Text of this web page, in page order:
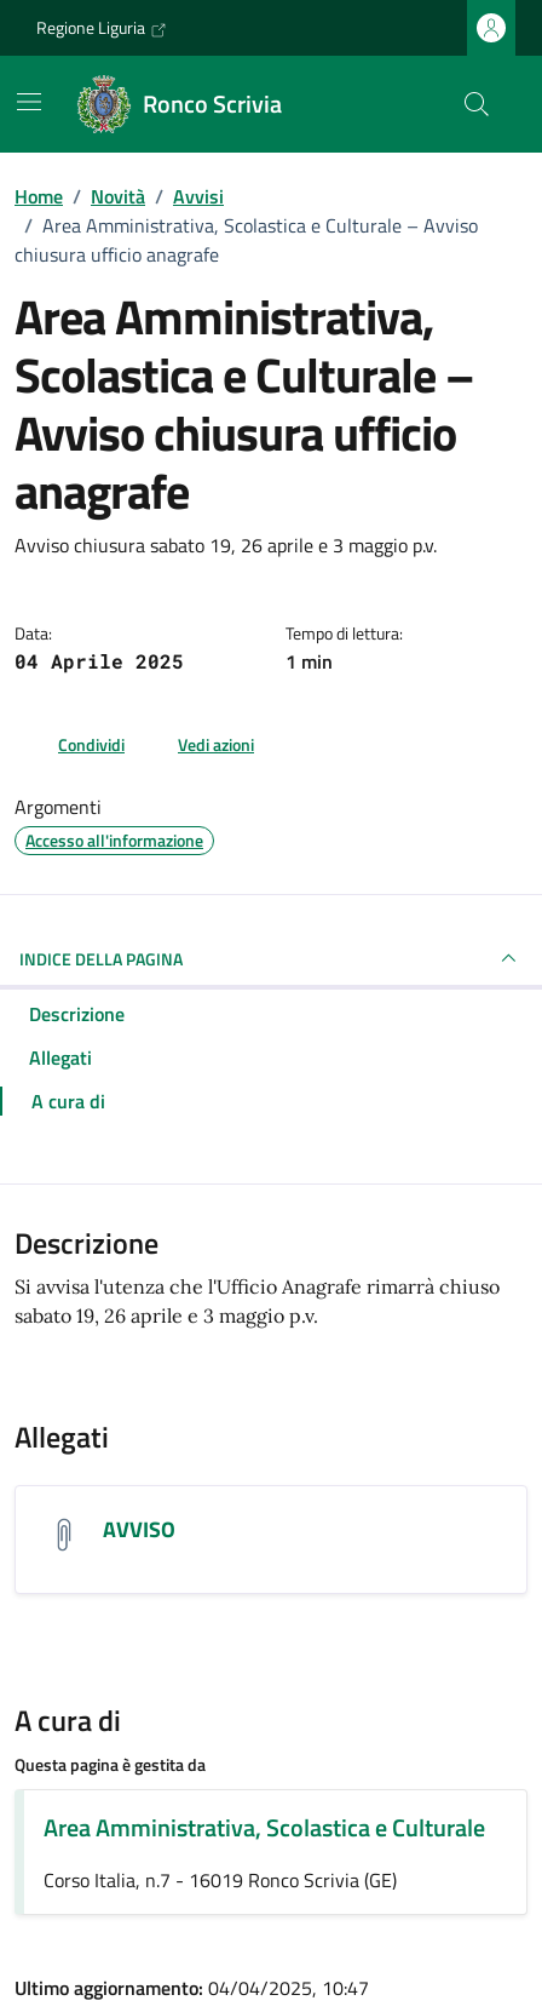
Regione Liguria
Ronco Scrivia
Home / Novità / Avvisi
/ Area Amministrativa, Scolastica e Culturale – Avviso
chiusura ufficio anagrafe
Area Amministrativa,
Scolastica e Culturale –
Avviso chiusura ufficio
anagrafe
Dettagli della notizia
Avviso chiusura sabato 19, 26 aprile e 3 maggio p.v.
Data:
04 Aprile 2025
Tempo di lettura:
1 min
Condividi Vedi azioni
Argomenti
Accesso all'informazione
INDICE DELLA PAGINA
Descrizione
Allegati
A cura di
Descrizione
Si avvisa l'utenza che l'Ufficio Anagrafe rimarrà chiuso
sabato 19, 26 aprile e 3 maggio p.v.
Allegati
AVVISO
A cura di
Questa pagina è gestita da
Area Amministrativa, Scolastica e Culturale
Corso Italia, n.7 - 16019 Ronco Scrivia (GE)
Ultimo aggiornamento: 04/04/2025, 10:47